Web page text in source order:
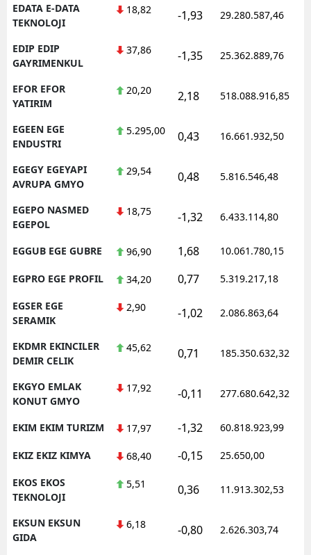
EDATA E-DATA
TEKNOLOJI
18,82 -1,93 29.280.587,46
EDIP EDIP
GAYRIMENKUL
37,86 -1,35 25.362.889,76
EFOR EFOR
YATIRIM
20,20 2,18 518.088.916,85
EGEEN EGE
ENDUSTRI
5.295,00 0,43 16.661.932,50
EGEGY EGEYAPI
AVRUPA GMYO
29,54 0,48 5.816.546,48
EGEPO NASMED
EGEPOL
18,75 -1,32 6.433.114,80
EGGUB EGE GUBRE 96,90 1,68 10.061.780,15
EGPRO EGE PROFIL 34,20 0,77 5.319.217,18
EGSER EGE
SERAMIK
2,90 -1,02 2.086.863,64
EKDMR EKINCILER
DEMIR CELIK
45,62 0,71 185.350.632,32
EKGYO EMLAK
KONUT GMYO
17,92 -0,11 277.680.642,32
EKIM EKIM TURIZM 17,97 -1,32 60.818.923,99
EKIZ EKIZ KIMYA 68,40 -0,15 25.650,00
EKOS EKOS
TEKNOLOJI
5,51 0,36 11.913.302,53
EKSUN EKSUN
GIDA
6,18 -0,80 2.626.303,74